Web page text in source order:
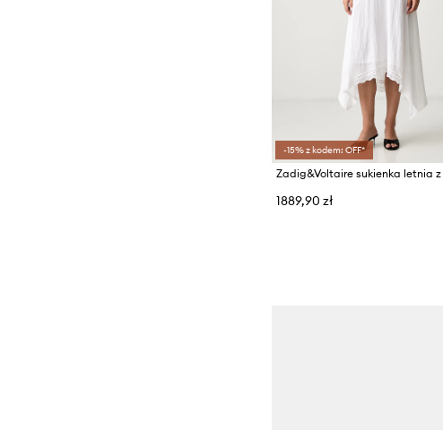
-15% z kodem: OFF*
1889,90 zł